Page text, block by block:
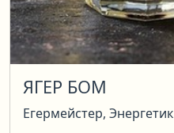
ЯГЕР БОМ
Егермейстер, Энергетик